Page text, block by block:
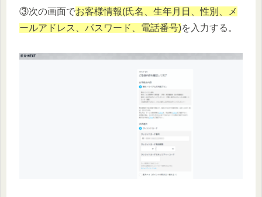
③次の画面でお客様情報(氏名、生年月日、性別、メ
ールアドレス、パスワード、電話番号)を入力する。